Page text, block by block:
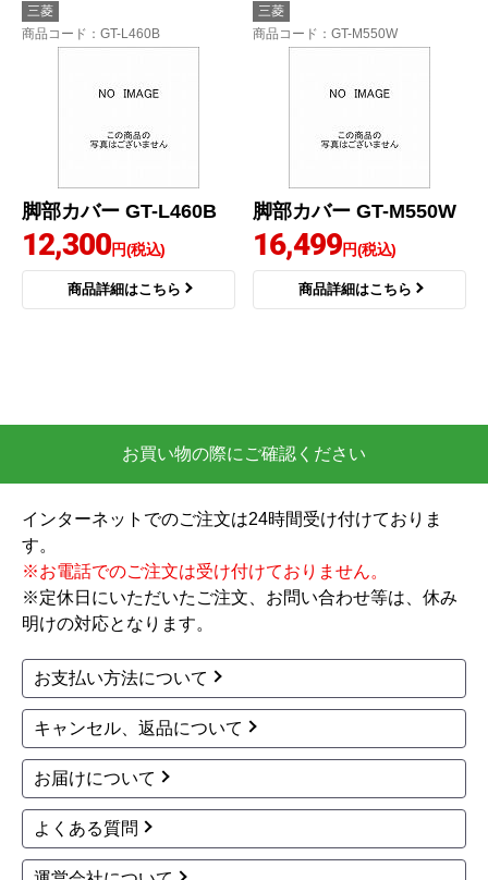
三菱
商品コード ：GT-L460B
脚部カバー GT-L460B
12,300円(税込)
商品詳細はこちら
三菱
商品コード ：GT-M550W
脚部カバー GT-M550W
16,499円(税込)
商品詳細はこちら
お買い物の際にご確認ください
インターネットでのご注文は24時間受け付けておりま
す。
※お電話でのご注文は受け付けておりません。
※定休日にいただいたご注文、お問い合わせ等は、休み
明けの対応となります。
お支払い方法について
キャンセル、返品について
お届けについて
よくある質問